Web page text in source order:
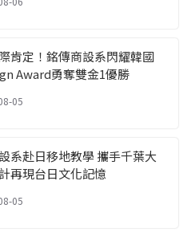
肯定！銘傳商設系閃耀韓國
Award勇奪雙金1優勝
05
系赴日移地教學 攜手千葉大
再現台日文化記憶
05